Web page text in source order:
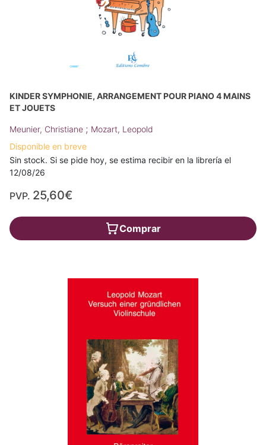
KINDER SYMPHONIE, ARRANGEMENT POUR PIANO 4 MAINS
ET JOUETS
Meunier, Christiane ; Mozart, Leopold
Disponible en breve
Sin stock. Si se pide hoy, se estima recibir en la librería el
12/08/26
PVP. 25,60€
Comprar